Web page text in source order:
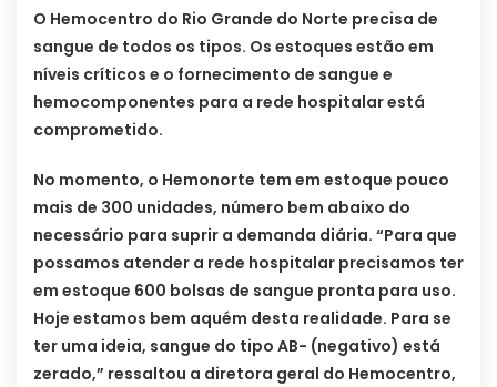
O Hemocentro do Rio Grande do Norte precisa de
sangue de todos os tipos. Os estoques estão em
níveis críticos e o fornecimento de sangue e
hemocomponentes para a rede hospitalar está
comprometido.
No momento, o Hemonorte tem em estoque pouco
mais de 300 unidades, número bem abaixo do
necessário para suprir a demanda diária. “Para que
possamos atender a rede hospitalar precisamos ter
em estoque 600 bolsas de sangue pronta para uso.
Hoje estamos bem aquém desta realidade. Para se
ter uma ideia, sangue do tipo AB- (negativo) está
zerado,” ressaltou a diretora geral do Hemocentro,